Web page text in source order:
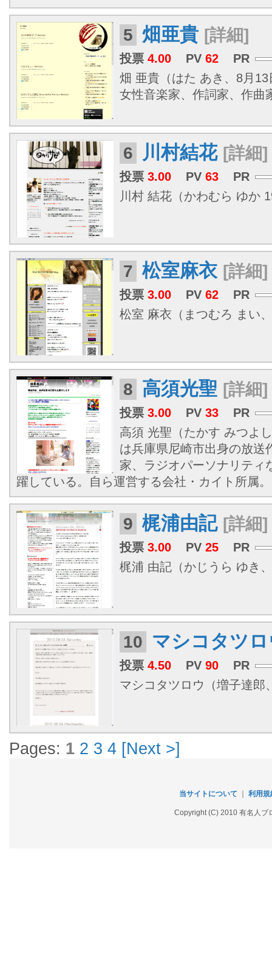
5 畑亜貴 [詳細]
投票 4.00 PV 62
PR
畑 亜貴（はた あき、8月
女性音楽家、作詞家、作曲
6 川村結花 [詳細]
投票 3.00 PV 63
PR
川村 結花（かわむら ゆか
7 松室麻衣 [詳細]
投票 3.00 PV 62
PR
松室 麻衣（まつむろ まい
8 高須光聖 [詳細]
投票 3.00 PV 33
PR
高須 光聖（たかす みつよ
は兵庫県尼崎市出身の放送
家、ラジオパーソナリティ
躍している。自ら運営する会社・カイト所属。
9 梶浦由記 [詳細]
投票 3.00 PV 25
PR
梶浦 由記（かじうら ゆき
10 マシコタツ
投票 4.50 PV 90
PR
マシコタツロウ（増子達郎
Pages: 1 2 3 4 [Next >]
当サイトについて 利用規
Copyright (C) 2010 有名人ブ